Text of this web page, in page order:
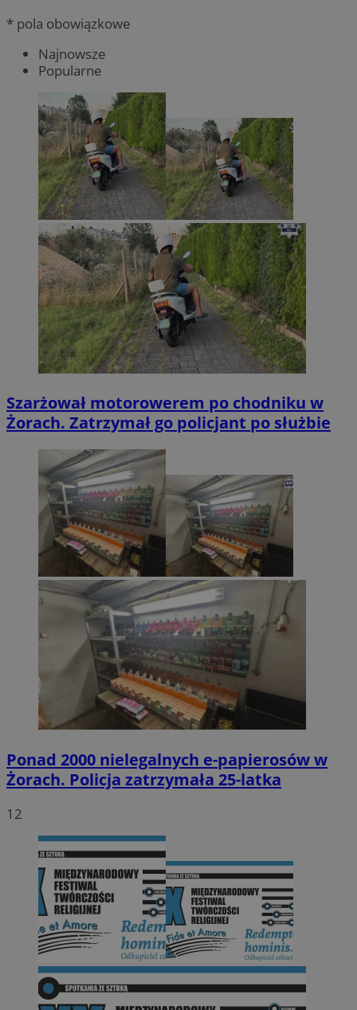
* pola obowiązkowe
Najnowsze
Popularne
Szarżował motorowerem po chodniku w
Żorach. Zatrzymał go policjant po służbie
Ponad 2000 nielegalnych e-papierosów w
Żorach. Policja zatrzymała 25-latka
12